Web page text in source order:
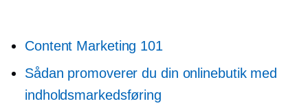
Content Marketing 101
Sådan promoverer du din onlinebutik med
indholdsmarkedsføring